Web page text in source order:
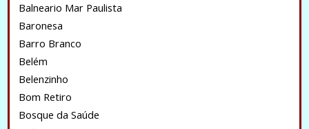
Balneario Mar Paulista
Baronesa
Barro Branco
Belém
Belenzinho
Bom Retiro
Bosque da Saúde